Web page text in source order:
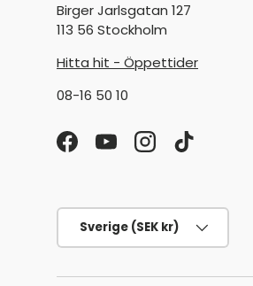
Birger Jarlsgatan 127
113 56 Stockholm
Hitta hit - Öppettider
08-16 50 10
FacebookYouTubeInstagram
TikTok
Land/Region
Sverige (SEK kr)